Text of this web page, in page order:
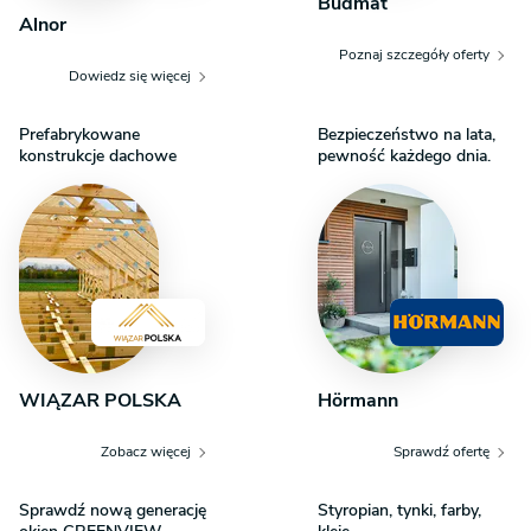
Alnor
Dowiedz się więcej
Poznaj szczegóły oferty
Prefabrykowane
konstrukcje dachowe
WIĄZAR POLSKA
Zobacz więcej
Bezpieczeństwo na lata,
pewność każdego dnia.
Hörmann
Sprawdź ofertę
Sprawdź nową generację
Styropian, tynki, farby,